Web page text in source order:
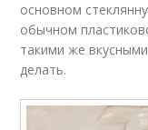
основном
обычном
такими же
делать.